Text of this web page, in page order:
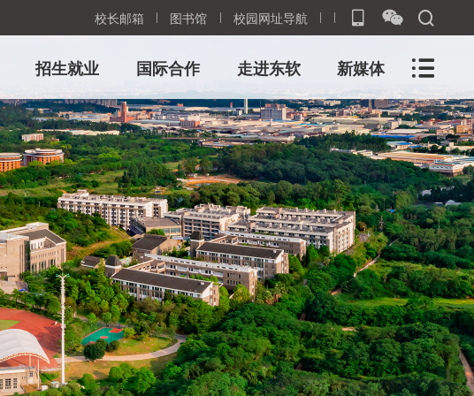
校长邮箱 图书馆 校园网址导航
招生就业 国际合作 走进东软 新媒体